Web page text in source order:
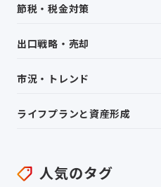
節税・税金対策
出口戦略・売却
市況・トレンド
ライフプランと資産形成
人気のタグ